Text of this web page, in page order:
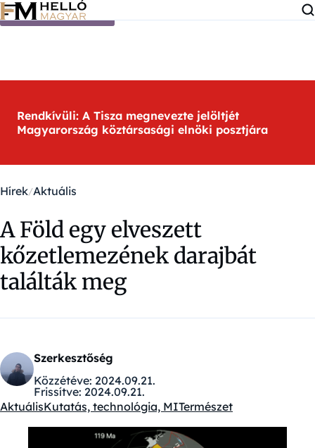
Ugrás a tartalomra
Rendkívüli: A Tisza megnevezte jelöltjét
Magyarország köztársasági elnöki posztjára
Hírek Aktuális
A Föld egy elveszett
kőzetlemezének darajbát
találták meg
Szerkesztőség
Közzétéve: 2024.09.21.
Frissítve: 2024.09.21.
Kategóriák:
AktuálisKutatás, technológia, MITermészet